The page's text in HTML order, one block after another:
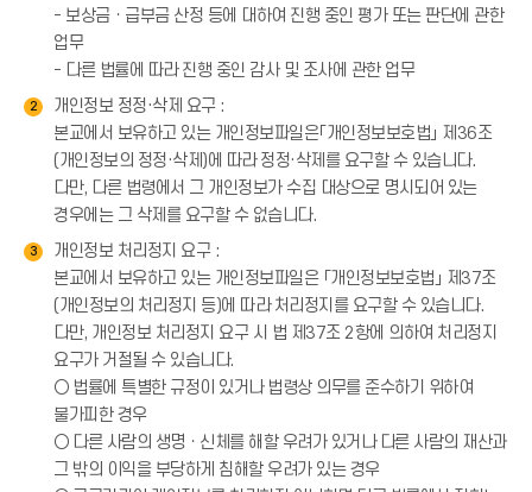
- 보상금ㆍ급부금 산정 등에 대하여 진행 중인 평가 또는 판단에 관한
업무
- 다른 법률에 따라 진행 중인 감사 및 조사에 관한 업무
2
개인정보 정정·삭제 요구 :
본교에서 보유하고 있는 개인정보파일은「개인정보보호법」 제36조
(개인정보의 정정·삭제)에 따라 정정·삭제를 요구할 수 있습니다.
다만, 다른 법령에서 그 개인정보가 수집 대상으로 명시되어 있는
경우에는 그 삭제를 요구할 수 없습니다.
3
개인정보 처리정지 요구 :
본교에서 보유하고 있는 개인정보파일은 「개인정보보호법」 제37조
(개인정보의 처리정지 등)에 따라 처리정지를 요구할 수 있습니다.
다만, 개인정보 처리정지 요구 시 법 제37조 2항에 의하여 처리정지
요구가 거절될 수 있습니다.
○ 법률에 특별한 규정이 있거나 법령상 의무를 준수하기 위하여
불가피한 경우
○ 다른 사람의 생명ㆍ신체를 해할 우려가 있거나 다른 사람의 재산과
그 밖의 이익을 부당하게 침해할 우려가 있는 경우